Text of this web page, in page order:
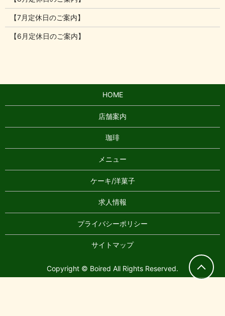
【7月定休日のご案内】
【6月定休日のご案内】
HOME
店舗案内
珈琲
メニュー
ケーキ/洋菓子
求人情報
プライバシーポリシー
サイトマップ
Copyright © Boired All Rights Reserved.